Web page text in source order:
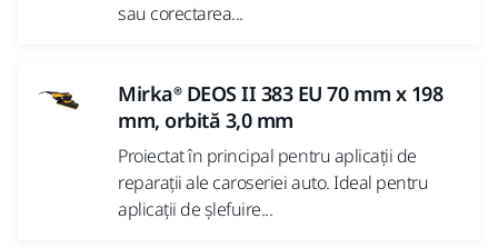
sau corectarea...
Mirka® DEOS II 383 EU 70 mm x 198
mm, orbită 3,0 mm
Proiectat în principal pentru aplicații de
reparații ale caroseriei auto. Ideal pentru
aplicații de șlefuire...